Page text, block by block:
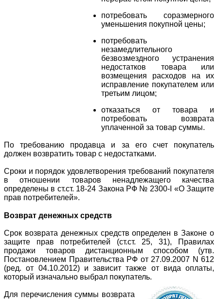
потребовать соразмерного
уменьшения покупной цены;
потребовать
незамедлительного
безвозмездного устранения
недостатков товара или
возмещения расходов на их
исправление покупателем или
третьим лицом;
отказаться от товара и
потребовать возврата
уплаченной за товар суммы.
По требованию продавца и за его счет покупатель
должен возвратить товар с недостатками.
Сроки и порядок удовлетворения требований покупателя
в отношении товаров ненадлежащего качества
определены в ст.ст. 18-24 Закона РФ № 2300-I «О Защите
прав потребителей».
Возврат денежных средств
Срок возврата денежных средств определен в Законе о
защите прав потребителей (ст.ст. 25, 31), Правилах
продажи товаров дистанционным способом (утв.
Постановлением Правительства РФ от 27.09.2007 N 612
(ред. от 04.10.2012) и зависит также от вида оплаты,
который изначально выбрал покупатель.
Для перечисления суммы возврата